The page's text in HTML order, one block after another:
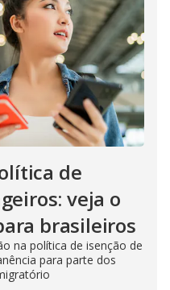
de
veja o
brasileiros
na política de isenção de
para parte dos